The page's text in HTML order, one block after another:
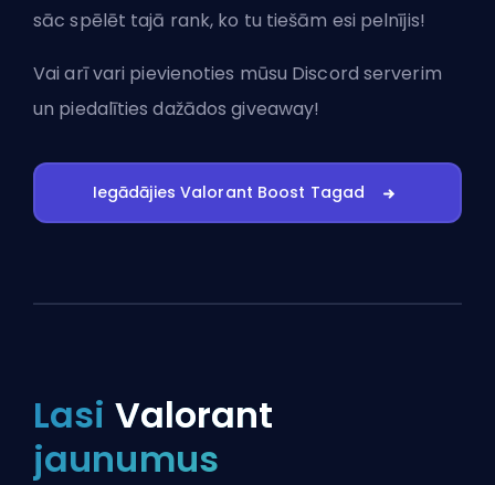
sāc spēlēt tajā rank, ko tu tiešām esi pelnījis!
Vai arī vari pievienoties mūsu Discord serverim
un piedalīties dažādos giveaway!
Iegādājies Valorant Boost Tagad
Lasi Valorant
jaunumus